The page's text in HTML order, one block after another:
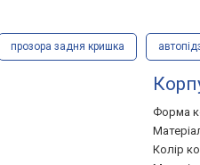
прозора задня кришка
Форма
Колір